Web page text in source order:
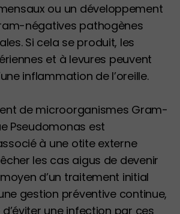
ou un développement
négatives pathogènes
Si cela se produit, les
et à levures peuvent
inflammation de l’oreille.
de microorganismes Gram-
Pseudomonas est
à une otite externe
les cas aigus de devenir
d’un traitement initial
gestion préventive continue,
une infection par ces